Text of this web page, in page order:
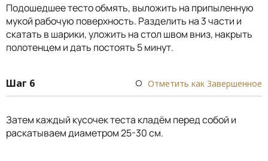
Подошедшее тесто обмять, выложить на припыленную
мукой рабочую поверхность. Разделить на 3 части и
скатать в шарики, уложить на стол швом вниз, накрыть
полотенцем и дать постоять 5 минут.
Шаг 6 Отметить как Завершенное
Затем каждый кусочек теста кладём перед собой и
раскатываем диаметром 25-30 см.